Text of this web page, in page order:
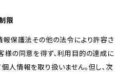
限
報保護法その他の法令により許容さ
様の同意を得ず、利用目的の達成に
人情報を取り扱いません。但し、次